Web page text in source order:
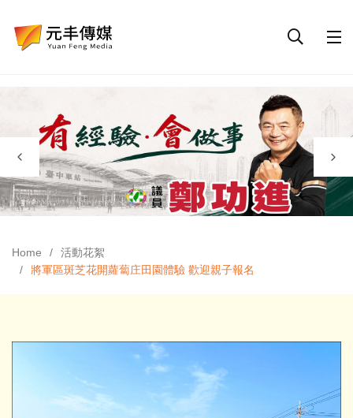
Home
活動花絮
將軍區斑芝花開蘿蔔庄田園體驗 歡迎親子報名